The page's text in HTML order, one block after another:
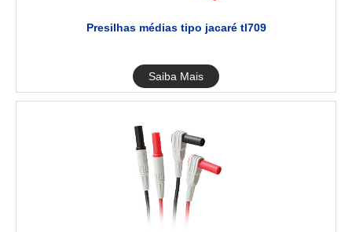
Presilhas médias tipo jacaré tl709
Saiba Mais